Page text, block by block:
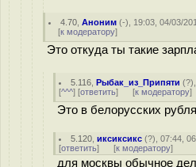
4.70 ,Аноним (-), 19:03, 04/03/
[к модератору]
Это откуда ты такие
5.116 ,Рыбак_из_Припяти (?
[^^^] [ответить] [к модератору]
Это в белорусских
5.120 ,иксиксикс (?), 07:44,
[ответить] [к модератору]
для москвы обычное